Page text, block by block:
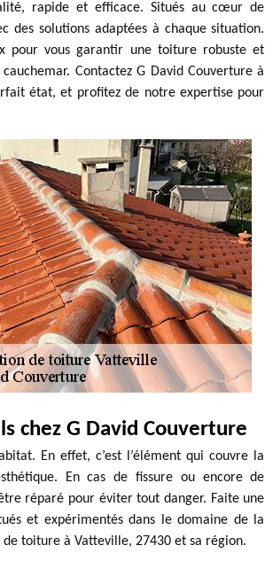
rapide et efficace. Situés au cœur de
des solutions adaptées à chaque situation.
pour vous garantir une toiture robuste et
Contactez G David Couverture à
état, et profitez de notre expertise pour
chez G David Couverture
En effet, c’est l’élément qui couvre la
En cas de fissure ou encore de
réparé pour éviter tout danger. Faite une
et expérimentés dans le domaine de la
toiture à Vatteville, 27430 et sa région.